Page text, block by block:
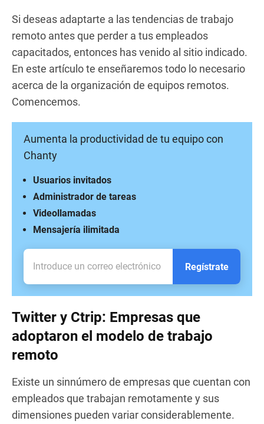
Si deseas adaptarte a las tendencias de trabajo
remoto antes que perder a tus empleados
capacitados, entonces has venido al sitio indicado.
En este artículo te enseñaremos todo lo necesario
acerca de la organización de equipos remotos.
Comencemos.
Aumenta la productividad de tu equipo con
Chanty
Mensajería ilimitada
Videollamadas
Administrador de tareas
Usuarios invitados
Regístrate
Twitter y Ctrip: Empresas que
adoptaron el modelo de trabajo
remoto
Existe un sinnúmero de empresas que cuentan con
empleados que trabajan remotamente y sus
dimensiones pueden variar considerablemente.